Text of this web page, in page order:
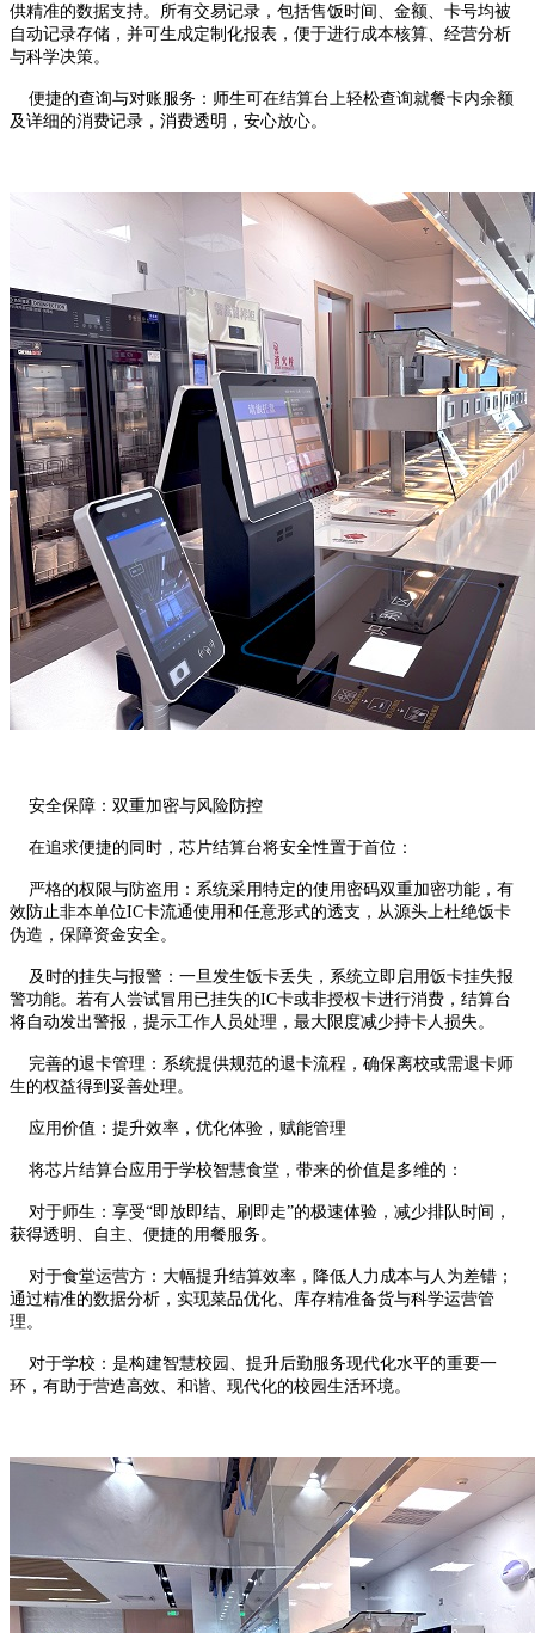
供精准的数据支持。所有交易记录，包括售饭时间、金额、卡号均被
自动记录存储，并可生成定制化报表，便于进行成本核算、经营分析
与科学决策。
便捷的查询与对账服务：师生可在结算台上轻松查询就餐卡内余额
及详细的消费记录，消费透明，安心放心。
安全保障：双重加密与风险防控
在追求便捷的同时，芯片结算台将安全性置于首位：
严格的权限与防盗用：系统采用特定的使用密码双重加密功能，有
效防止非本单位IC卡流通使用和任意形式的透支，从源头上杜绝饭卡
伪造，保障资金安全。
及时的挂失与报警：一旦发生饭卡丢失，系统立即启用饭卡挂失报
警功能。若有人尝试冒用已挂失的IC卡或非授权卡进行消费，结算台
将自动发出警报，提示工作人员处理，最大限度减少持卡人损失。
完善的退卡管理：系统提供规范的退卡流程，确保离校或需退卡师
生的权益得到妥善处理。
应用价值：提升效率，优化体验，赋能管理
将芯片结算台应用于学校智慧食堂，带来的价值是多维的：
对于师生：享受“即放即结、刷即走”的极速体验，减少排队时间，
获得透明、自主、便捷的用餐服务。
对于食堂运营方：大幅提升结算效率，降低人力成本与人为差错；
通过精准的数据分析，实现菜品优化、库存精准备货与科学运营管
理。
对于学校：是构建智慧校园、提升后勤服务现代化水平的重要一
环，有助于营造高效、和谐、现代化的校园生活环境。